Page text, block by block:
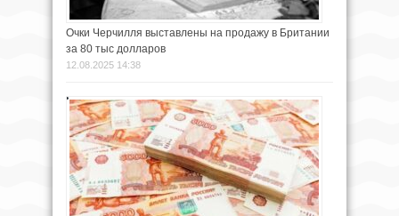
Очки Черчилля выставлены на продажу в Британии
за 80 тыс долларов
12.08.2025 14:38